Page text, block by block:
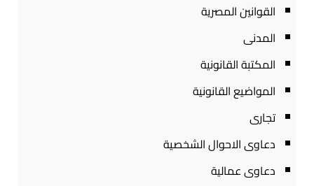
القوانين المصرية
المدنى
المكتبة القانونية
المواضيع القانونية
تجارى
دعاوى الاحوال الشخصية
دعاوى عمالية